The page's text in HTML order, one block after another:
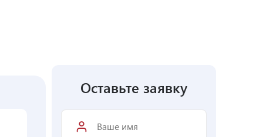
Оставьте заявку